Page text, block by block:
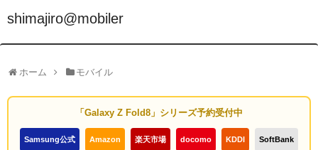
shimajiro@mobiler
ホーム モバイル
「Galaxy Z Fold8」シリーズ予約受付中
Samsung公式 Amazon 楽天市場 docomo KDDI SoftBank